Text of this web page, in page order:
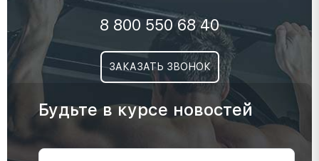
8 800 550 68 40
ЗАКАЗАТЬ ЗВОНОК
Будьте в курсе новостей